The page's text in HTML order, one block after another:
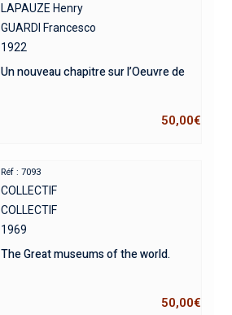
LAPAUZE Henry
GUARDI Francesco
1922
Un nouveau chapitre sur l’Oeuvre de
50,00€
Réf : 7093
COLLECTIF
COLLECTIF
1969
The Great museums of the world.
50,00€